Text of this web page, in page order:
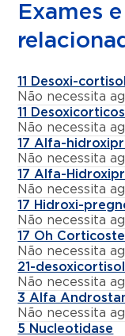
Exames
11 Desoxi-
Não necessita
11
Não necessita
17 Alfa-
Não necessita
17 Alfa-
Não necessita
17 Hidroxi-
Não necessita
17 Oh
Não necessita
21-desoxicortisol
Não necessita
3 Alfa
Não necessita
5 Nucleotidase